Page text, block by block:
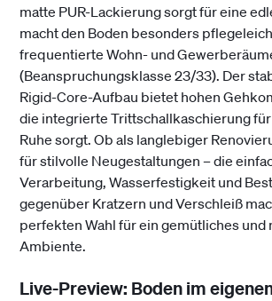
matte PUR-Lackierung sorgt für eine
macht den Boden besonders
frequentierte Wohn- und
(Beanspruchungsklasse 23/33). Der
Rigid-Core-Aufbau bietet hohen
die integrierte Trittschallkaschierung
Ruhe sorgt. Ob als langlebiger
für stilvolle Neugestaltungen – die
Verarbeitung, Wasserfestigkeit und
gegenüber Kratzern und Verschleiß
perfekten Wahl für ein gemütliches und
Ambiente.
Live-Preview: Boden im